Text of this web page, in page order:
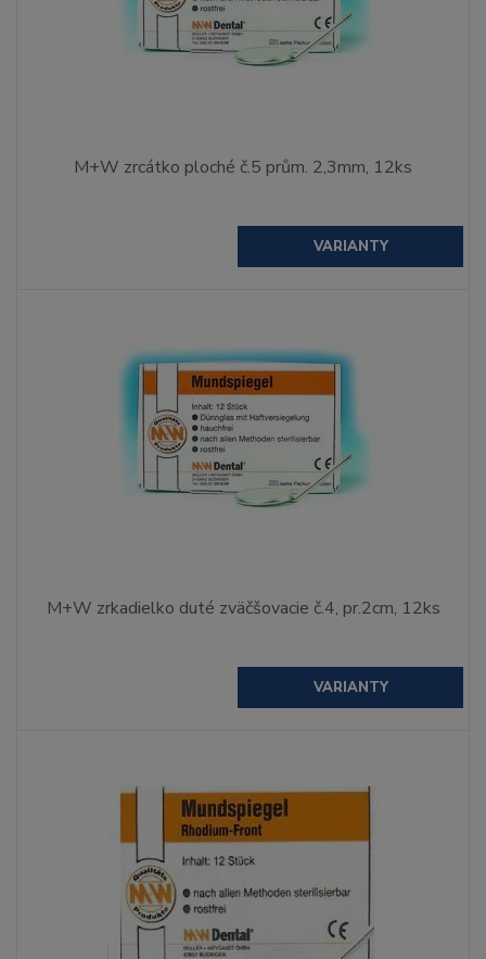
M+W zrcátko ploché č.5 prům. 2,3mm, 12ks
VARIANTY
M+W zrkadielko duté zväčšovacie č.4, pr.2cm, 12ks
VARIANTY